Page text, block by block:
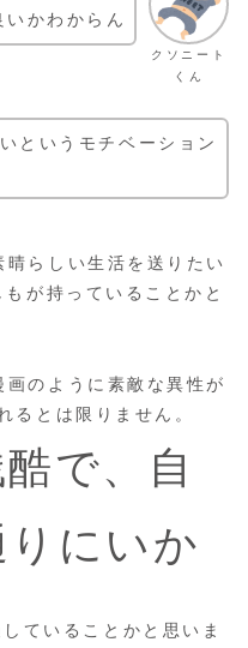
クソニート
くん
かわからん
というモチベーション
らしい生活を送りたい
が持っていることかと
のように素敵な異性が
るとは限りません。
で、自
にいか
ていることかと思いま